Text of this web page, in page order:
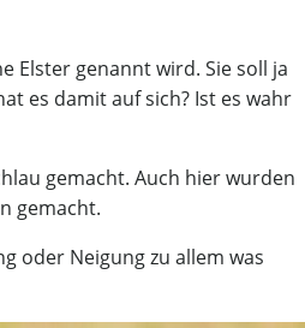
Elster genannt wird. Sie soll ja
es damit auf sich? Ist es wahr
gemacht. Auch hier wurden
gemacht.
oder Neigung zu allem was